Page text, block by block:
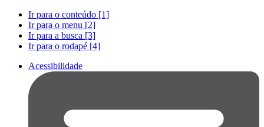
Ir para o conteúdo [1]
Ir para o menu [2]
Ir para a busca [3]
Ir para o rodapé [4]
Acessibilidade